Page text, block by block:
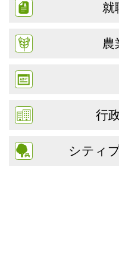
就
農
行
シティ